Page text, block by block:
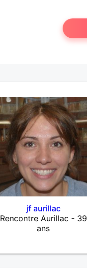
jf aurillac
Rencontre Aurillac - 39
ans